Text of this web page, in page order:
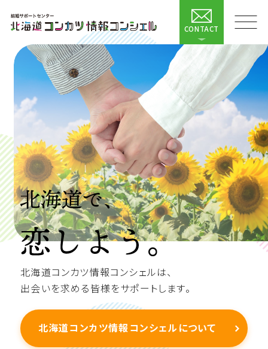
CONTACT
北海道コンカツ情報コンシェルは、
出会いを求める皆様をサポートします。
北海道コンカツ情報コンシェルについて